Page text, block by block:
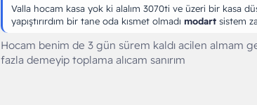
Valla hocam kasa yok ki alalım 3070ti ve üzeri bir kasa
yapıştırırdım bir tane oda kısmet olmadı modart sistem
Hocam benim de 3 gün sürem kaldı acilen almam
fazla demeyip toplama alıcam sanırım